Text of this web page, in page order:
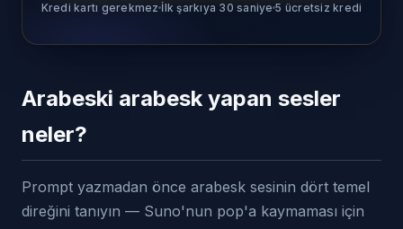
Kredi kartı gerekmez İlk şarkıya 30 saniye 5 ücretsiz kredi
Arabeski arabesk yapan sesler
neler?
Prompt yazmadan önce arabesk sesinin dört temel
direğini tanıyın — Suno'nun pop'a kaymaması için